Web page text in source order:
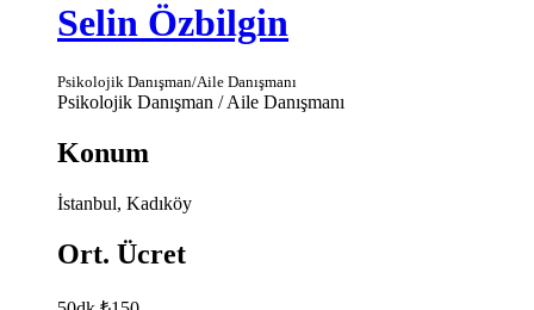
Selin Özbilgin
Psikolojik Danışman/Aile Danışmanı
Psikolojik Danışman / Aile Danışmanı
Konum
İstanbul, Kadıköy
Ort. Ücret